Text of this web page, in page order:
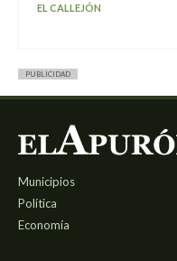
EL CALLEJÓN
PUBLICIDAD
Municipios
Política
Economía